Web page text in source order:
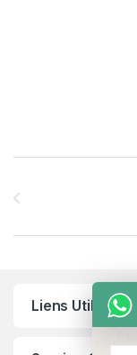
Liens Utiles